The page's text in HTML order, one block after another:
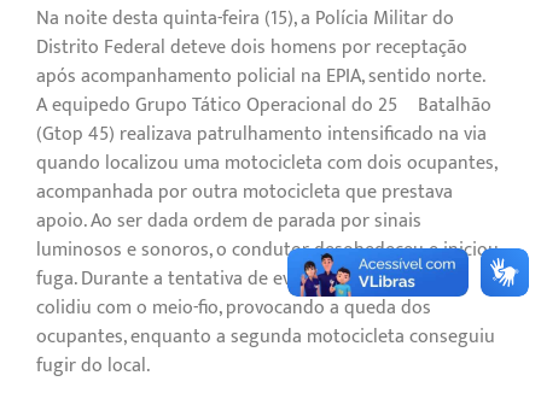
Na noite desta quinta-feira (15), a Polícia Militar do
Distrito Federal deteve dois homens por receptação
após acompanhamento policial na EPIA, sentido norte.
A equipedo Grupo Tático Operacional do 25º Batalhão
(Gtop 45) realizava patrulhamento intensificado na via
quando localizou uma motocicleta com dois ocupantes,
acompanhada por outra motocicleta que prestava
apoio. Ao ser dada ordem de parada por sinais
luminosos e sonoros, o condutor desobedeceu e iniciou
fuga. Durante a tentativa de evasão, a motocicleta
colidiu com o meio-fio, provocando a queda dos
ocupantes, enquanto a segunda motocicleta conseguiu
fugir do local.